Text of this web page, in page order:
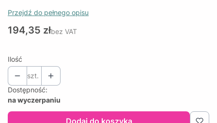
Przejdź do pełnego opisu
Cena
194,35 złbez VAT
Ilość
szt.
Dostępność:
na wyczerpaniu
Dodaj do koszyka